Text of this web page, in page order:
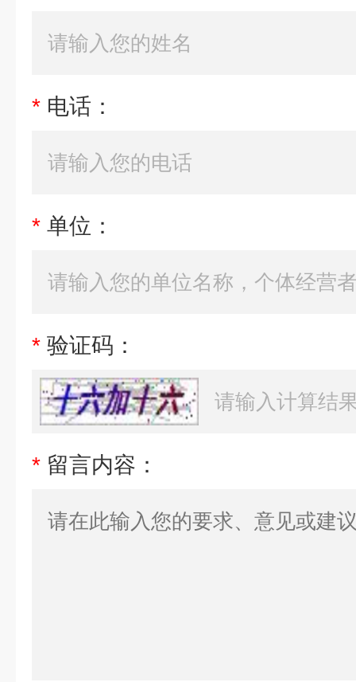
* 电话：
* 单位：
* 验证码：
* 留言内容：